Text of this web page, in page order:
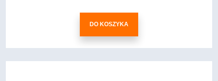
DO KOSZYKA